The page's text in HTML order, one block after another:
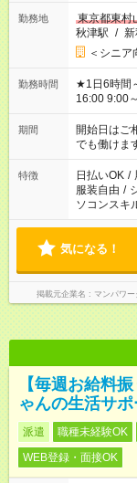
勤務地
東京都東村
秋津駅 / 新
＜シニア
勤務時間
★1日6時間～の時短シフ
16:00 9:00
場合、他の
ん ※法令に
となります
短時間・短
期間
開始日は
でも働けま
特徴 日払いOK /
服装自由 /
ソコンスキ
気になる！
掲載元企業名 マンパワ
【毎週お給料
ゃんの生活サポ
派遣 職種未経験OK
WEB登録・面接OK